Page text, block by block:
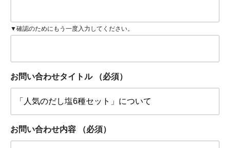
▼確認のためにもう一度入力してください。
お問い合わせタイトル （必須）
お問い合わせ内容 （必須）